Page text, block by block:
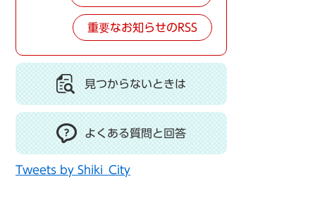
重要なお知らせのRSS
見つからないときは
よくある質問と回答
Tweets by Shiki_City